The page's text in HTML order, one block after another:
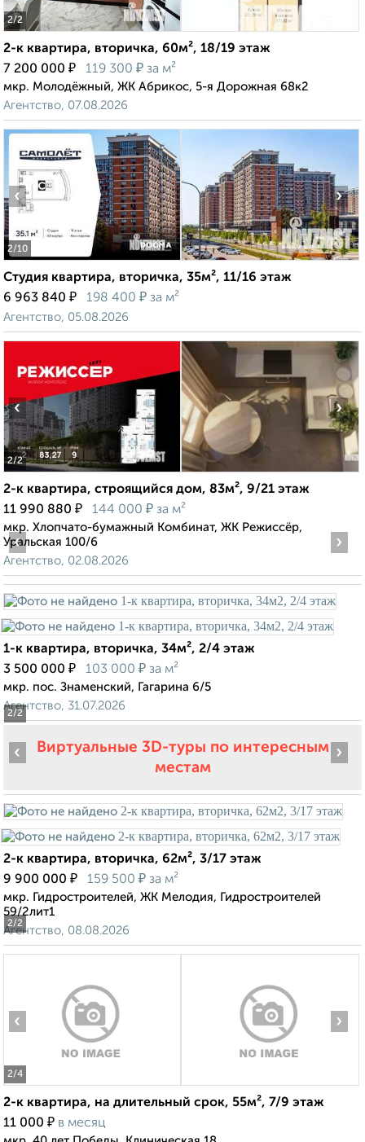
2/2
2-к квартира, вторичка, 60м², 18/19 этаж
7 200 000 ₽ 119 300 ₽ за м²
мкр. Молодёжный, ЖК Абрикос, 5-я Дорожная 68к2
Агентство, 07.08.2026
2/10
‹ ›
Студия квартира, вторичка, 35м², 11/16 этаж
6 963 840 ₽ 198 400 ₽ за м²
Агентство, 05.08.2026
2/2
‹ ›
2-к квартира, строящийся дом, 83м², 9/21 этаж
11 990 880 ₽ 144 000 ₽ за м²
мкр. Хлопчато-бумажный Комбинат, ЖК Режиссёр,
Уральская 100/6
Агентство, 02.08.2026
2/2
‹ ›
1-к квартира, вторичка, 34м², 2/4 этаж
3 500 000 ₽ 103 000 ₽ за м²
мкр. пос. Знаменский, Гагарина 6/5
Агентство, 31.07.2026
Виртуальные 3D-туры по интересным
местам
2/2
‹ ›
2-к квартира, вторичка, 62м², 3/17 этаж
9 900 000 ₽ 159 500 ₽ за м²
мкр. Гидростроителей, ЖК Мелодия, Гидростроителей
59/2лит1
Агентство, 08.08.2026
2/4
‹ ›
2-к квартира, на длительный срок, 55м², 7/9 этаж
11 000 ₽ в месяц